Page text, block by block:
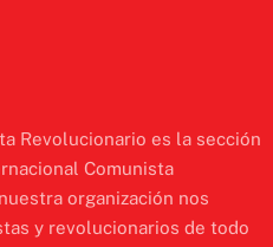
Revolucionario es la sección
Comunista
organización nos
y revolucionarios de todo